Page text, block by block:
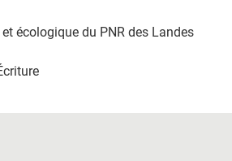
écologique du PNR des Landes